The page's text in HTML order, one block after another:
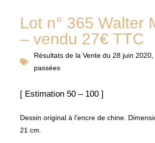
Lot n° 365 Walter
– vendu 27€ TTC
Résultats de la Vente du 28 juin 2020
passées
[ Estimation 50 – 100 ]
Dessin original à l’encre de chine.
21 cm.